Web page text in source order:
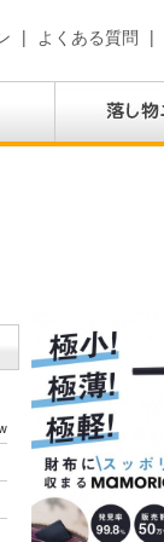
| よくある質問 |